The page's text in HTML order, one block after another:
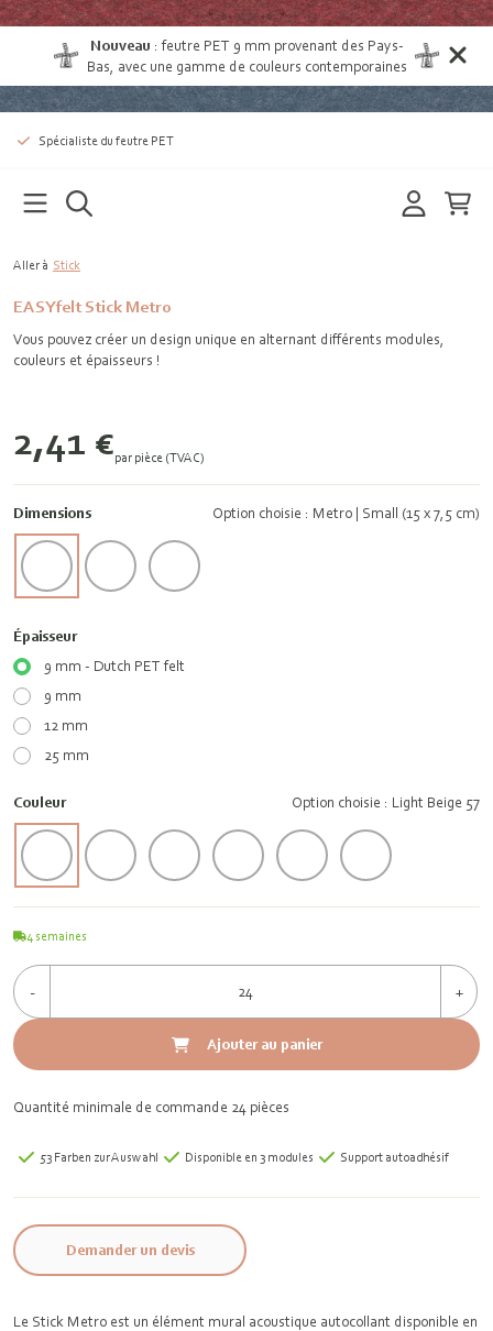
Nouveau :feutre PET 9 mm provenant des Pays-
Bas , avec une gamme de couleurs contemporaines
Spécialiste du feutre PET
Aller à Stick
EASYfelt Stick Metro
Vous pouvez créer un design unique en alternant différents modules,
couleurs et épaisseurs !
2,41 €par pièce (TVAC)
Dimensions Option choisie : Metro | Small (15 x 7,5 cm)
Épaisseur
9 mm - Dutch PET felt
9 mm
12 mm
25 mm
Couleur Option choisie : Light Beige 57
4 semaines
- +
Ajouter au panier
Quantité minimale de commande 24 pièces
53 Farben zur Auswahl Disponible en 3 modules Support autoadhésif
Demander un devis
Le Stick Metro est un élément mural acoustique autocollant disponible en